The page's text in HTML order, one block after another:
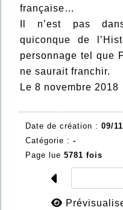
française…
Il n’est pas
quiconque de
personnage tel que
ne saurait franchir.
Le 8 novembre 2018
Date de création : 09/
Catégorie : -
Page lue 5781 fois